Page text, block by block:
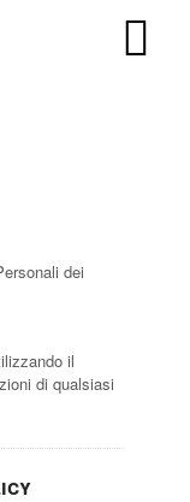
dei
il
di qualsiasi